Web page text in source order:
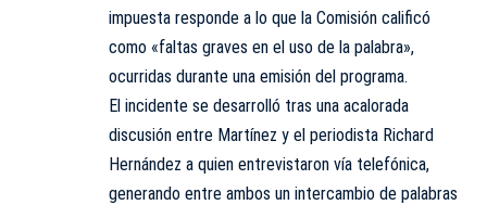
impuesta responde a lo que la Comisión calificó
como «faltas graves en el uso de la palabra»,
ocurridas durante una emisión del programa.
El incidente se desarrolló tras una acalorada
discusión entre Martínez y el periodista Richard
Hernández a quien entrevistaron vía telefónica,
generando entre ambos un intercambio de palabras